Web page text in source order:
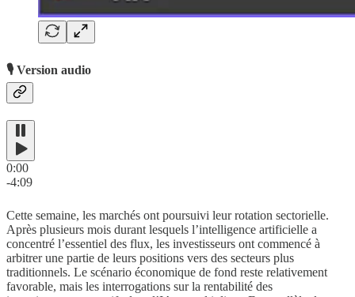
🎙️ Version audio
0:00
-4:09
Cette semaine, les marchés ont poursuivi leur rotation sectorielle.
Après plusieurs mois durant lesquels l’intelligence artificielle a
concentré l’essentiel des flux, les investisseurs ont commencé à
arbitrer une partie de leurs positions vers des secteurs plus
traditionnels. Le scénario économique de fond reste relativement
favorable, mais les interrogations sur la rentabilité des